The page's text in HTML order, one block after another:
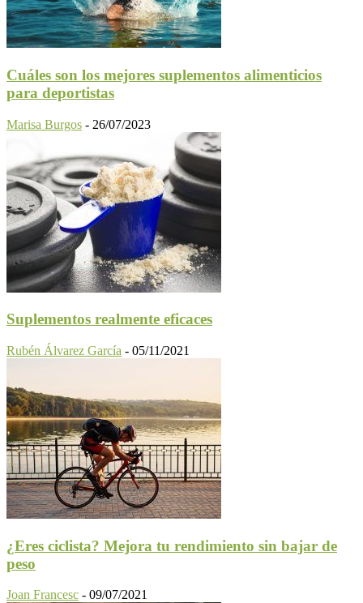
Cuáles son los mejores suplementos alimenticios
para deportistas
Marisa Burgos - 26/07/2023
Suplementos realmente eficaces
Rubén Álvarez García - 05/11/2021
¿Eres ciclista? Mejora tu rendimiento sin bajar de
peso
Joan Francesc - 09/07/2021